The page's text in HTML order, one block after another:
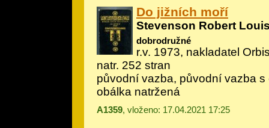
Do jižních moří
Stevenson Robert
dobrodružné
r.v. 1973, nakladatel
natr. 252 stran
původní vazba, původní vazba s
obálka natržená
A1359, vloženo: 17.04.2021 17:25